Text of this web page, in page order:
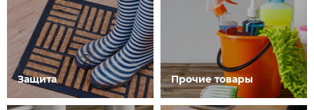
Защита Прочие товары